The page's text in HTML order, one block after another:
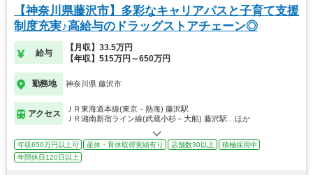
【神奈川県藤沢市】多彩なキャリアパスと子育て支援
制度充実♪高給与のドラッグストアチェーン◎
給与
【月収】33.5万円
【年収】515万円～650万円
勤務地 神奈川県 藤沢市
アクセス
ＪＲ東海道本線(東京－熱海) 藤沢駅
ＪＲ湘南新宿ライン線(武蔵小杉－大船) 藤沢駅…ほか
年収650万円以上可 産休・育休取得実績有り 店舗数30以上
積極採用中
年間休日120日以上